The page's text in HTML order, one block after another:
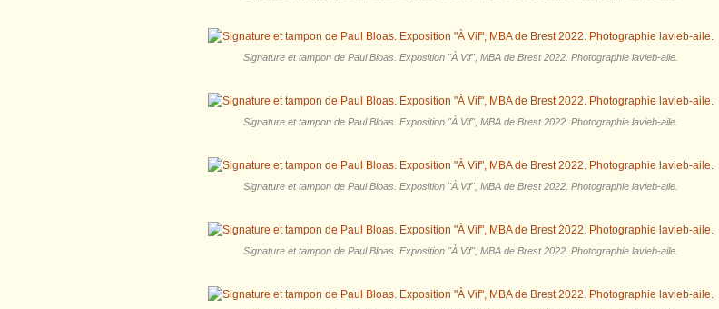
Signature et tampon de Paul Bloas. Exposition "À Vif", MBA de Brest 2022. Photographie lavieb-aile.
Signature et tampon de Paul Bloas. Exposition "À Vif", MBA de Brest 2022. Photographie lavieb-aile.
Signature et tampon de Paul Bloas. Exposition "À Vif", MBA de Brest 2022. Photographie lavieb-aile.
Signature et tampon de Paul Bloas. Exposition "À Vif", MBA de Brest 2022. Photographie lavieb-aile.